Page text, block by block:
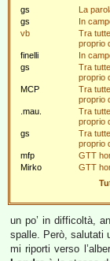
gs
La
gs
In
vb
Tra
proprio
finelli
In
gs
Tra
proprio
MCP
Tra
proprio
.mau.
Tra
proprio
gs
Tra
proprio
mfp
GTT
Mirko
GTT
un po’ in difficoltà,
spalle. Però, salutati
mi riporti verso